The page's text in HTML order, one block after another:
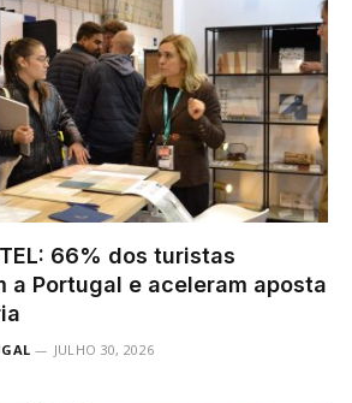
66% dos turistas
a Portugal e aceleram aposta
JULHO 30, 2026